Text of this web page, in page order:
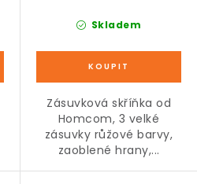
Skladem
Zásuvková skříňka od
Homcom, 3 velké
zásuvky růžové barvy,
zaoblené hrany,...